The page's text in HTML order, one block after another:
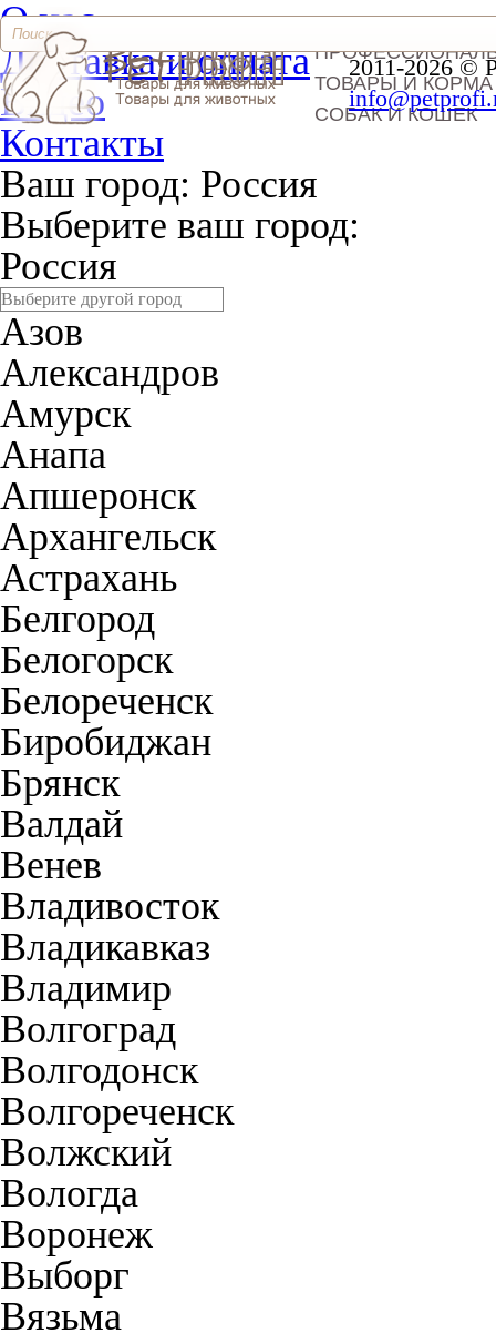
О нас
Доставка и оплата
Видео
Контакты
Ваш город: Россия
Выберите ваш город:
Россия
Азов
Александров
Амурск
Анапа
Апшеронск
Архангельск
Астрахань
Белгород
Белогорск
Белореченск
Биробиджан
Брянск
Валдай
Венев
Владивосток
Владикавказ
Владимир
Волгоград
Волгодонск
Волгореченск
Волжский
Вологда
Воронеж
Выборг
Вязьма
ТОВАРЫ И
СОБАК И КОШЕК
2011-2026 ©